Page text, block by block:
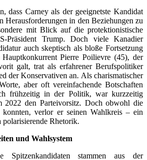
dass Carney als der geeignetste Kandidat
Herausforderungen in den Beziehungen zu
mit Blick auf die protektionistische
Präsident Trump. Doch viele Kanadier
auch skeptisch als bloße Fortsetzung
Pierre Poilievre (45), der
galt, trat als erfahrener Berufspolitiker
der Konservativen an. Als charismatischer
aber oft vereinfachende Botschaften
frühzeitig in der Politik, war kurzzeitig
2022 den Parteivorsitz. Doch obwohl die
konnten, verlor er seinen Wahlkreis – ein
polarisierende Rhetorik.
und Wahlsystem
Spitzenkandidaten stammen aus der